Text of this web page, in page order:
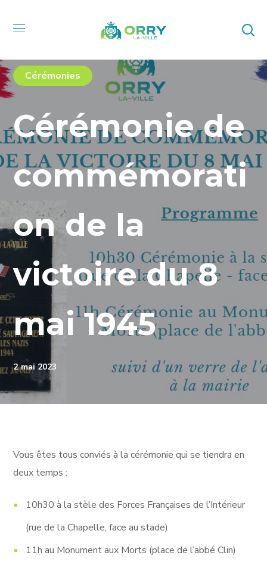
Cérémonies
Cérémonie de
commémorati
on de la
victoire du 8
mai 1945
2 mai 2023
Vous êtes tous conviés à la cérémonie qui se tiendra en
deux temps :
10h30 à la stèle des Forces Françaises de l’Intérieur
(rue de la Chapelle, face au stade)
11h au Monument aux Morts (place de l’abbé Clin)